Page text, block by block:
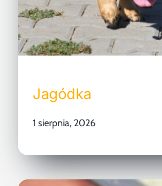
Jagódka
1 sierpnia, 2026